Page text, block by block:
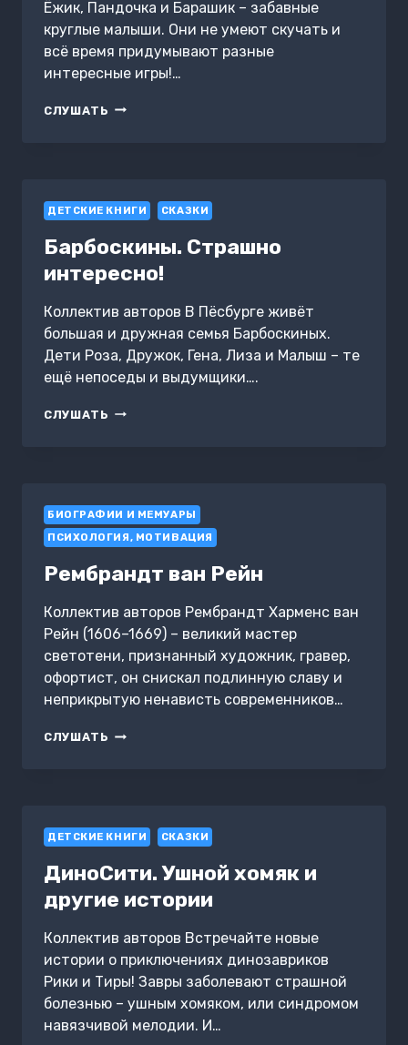
Ёжик, Пандочка и Барашик – забавные
круглые малыши. Они не умеют скучать и
всё время придумывают разные
интересные игры!…
СЛУШАТЬ МАЛЫШАРИКИ.
ДЕТСКИЕ КНИГИ СКАЗКИ
Барбоскины. Страшно
интересно!
Коллектив авторов В Пёсбурге живёт
большая и дружная семья Барбоскиных.
Дети Роза, Дружок, Гена, Лиза и Малыш – те
ещё непоседы и выдумщики….
СЛУШАТЬ БАРБОСКИНЫ.
БИОГРАФИИ И МЕМУАРЫ
ПСИХОЛОГИЯ, МОТИВАЦИЯ
Рембрандт ван Рейн
Коллектив авторов Рембрандт Харменс ван
Рейн (1606–1669) – великий мастер
светотени, признанный художник, гравер,
офортист, он снискал подлинную славу и
неприкрытую ненависть современников…
СЛУШАТЬ РЕМБРАНДТ
ДЕТСКИЕ КНИГИ СКАЗКИ
ДиноСити. Ушной хомяк и
другие истории
Коллектив авторов Встречайте новые
истории о приключениях динозавриков
Рики и Тиры! Завры заболевают страшной
болезнью – ушным хомяком, или синдромом
навязчивой мелодии. И…